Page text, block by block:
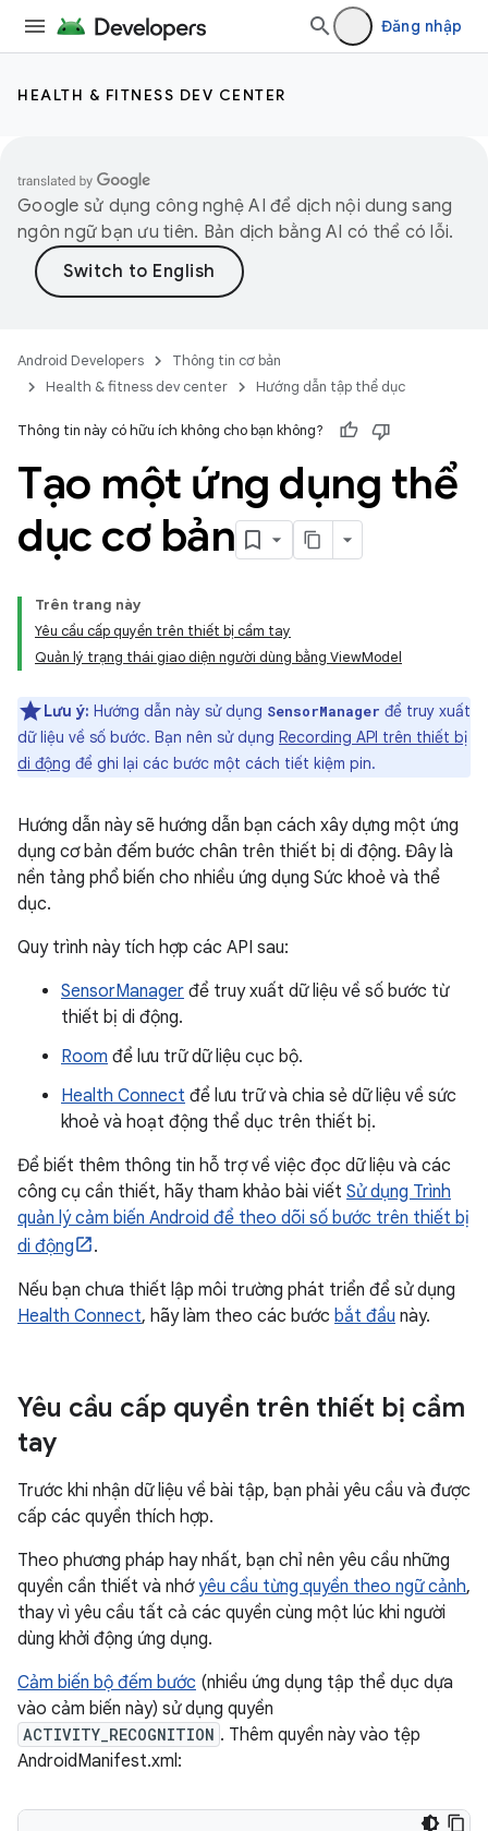
Đăng nhập
HEALTH & FITNESS DEV CENTER
Google sử dụng công nghệ AI để dịch nội dung sang
ngôn ngữ bạn ưu tiên. Bản dịch bằng AI có thể có lỗi.
Android Developers
Thông tin cơ bản
Health & fitness dev center
Hướng dẫn tập thể dục
Thông tin này có hữu ích không cho bạn không?
Tạo một ứng dụng thể
dục cơ bản
Trên trang này
Yêu cầu cấp quyền trên thiết bị cầm tay
Quản lý trạng thái giao diện người dùng bằng ViewModel
Lưu ý: Hướng dẫn này sử dụng SensorManager để truy xuất
dữ liệu về số bước. Bạn nên sử dụng Recording API trên thiết bị
di động để ghi lại các bước một cách tiết kiệm pin.
Hướng dẫn này sẽ hướng dẫn bạn cách xây dựng một ứng
dụng cơ bản đếm bước chân trên thiết bị di động. Đây là
nền tảng phổ biến cho nhiều ứng dụng Sức khoẻ và thể
dục.
Quy trình này tích hợp các API sau:
SensorManager để truy xuất dữ liệu về số bước từ
thiết bị di động.
Room để lưu trữ dữ liệu cục bộ.
Health Connect để lưu trữ và chia sẻ dữ liệu về sức
khoẻ và hoạt động thể dục trên thiết bị.
Để biết thêm thông tin hỗ trợ về việc đọc dữ liệu và các
công cụ cần thiết, hãy tham khảo bài viết Sử dụng Trình
quản lý cảm biến Android để theo dõi số bước trên thiết bị
di động
.
Nếu bạn chưa thiết lập môi trường phát triển để sử dụng
Health Connect, hãy làm theo các bước bắt đầu này.
Yêu cầu cấp quyền trên thiết bị cầm
tay
Trước khi nhận dữ liệu về bài tập, bạn phải yêu cầu và được
cấp các quyền thích hợp.
Theo phương pháp hay nhất, bạn chỉ nên yêu cầu những
quyền cần thiết và nhớyêu cầu từng quyền theo ngữ cảnh,
thay vì yêu cầu tất cả các quyền cùng một lúc khi người
dùng khởi động ứng dụng.
Cảm biến bộ đếm bước (nhiều ứng dụng tập thể dục dựa
vào cảm biến này) sử dụng quyền
ACTIVITY_RECOGNITION . Thêm quyền này vào tệp
AndroidManifest.xml: